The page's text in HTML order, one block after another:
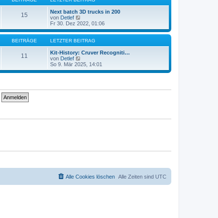
r
a
t
e
B
e
i
t
r
a
15
Next batch 3D trucks in 200
von Detlef
e
u
e
s
t
e
B
e
Fr 30. Dez 2022, 01:06
BEITRÄGE LETZTER BEITRAG
11
Kit-History: Cruver Recogniti…
von Detlef
e
u
So 9. Mär 2025, 14:01
Alle Zeiten sind UTC
Alle Cookies löschen